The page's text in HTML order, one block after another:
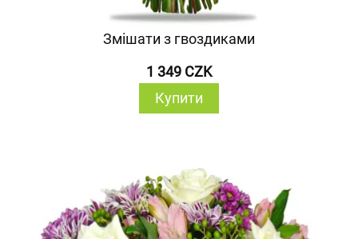
Змішати з гвоздиками
1 349 CZK
Купити